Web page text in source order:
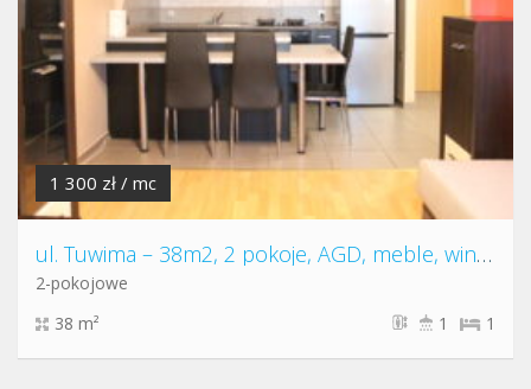
1 300 zł / mc
ul. Tuwima – 38m2, 2 pokoje, AGD, meble, winda
2-pokojowe
38 m²
1
1